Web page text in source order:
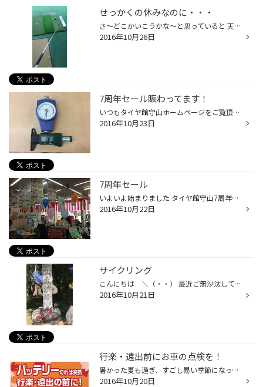
せっかくの休みなのに・・・
さ～どこかいこうかな～と思っていると 天気予報は雨；； 案の定雨がドバドバと・・・ 家にずっといると逆にしんどくなるのでどうしようかな～と そうだ！ゴルフの打ちっぱなしなら屋根があるから大丈夫! 行ってみると結構人がいてびっくりしました。 やっぱり、少しでも体を動かしていた方が気持ち...
2016年10月26日
7周年セール賑わってます！
いつもタイヤ館守山ホームページをご覧頂きありがとうございます。 本日、７周年セール２日目を迎えております。 今日も夏タイヤ・スタッドレスタイヤで賑わっております。 もちろんタイヤ以外でも これから行楽シーズンを迎えますので、お車のメンテナンス 旅のお供ドライブレコーダー・カーナビゲ...
2016年10月23日
7周年セール
いよいよ始まりました タイヤ館守山7周年セール^_^ 夏タイヤ・スタッドレスタイヤで大変 賑わっております(^ ^) 期間中ご来店いただきますと 北海道産 野菜の詰め合わせプレゼント！ さらにお子様には お菓子・フーセンをプレゼント！ スタッフ一同ご来店お待ちしています。
2016年10月22日
サイクリング
こんにちは ＼（・・） 最近ご無沙汰してます。 昨日、交代休を利用してサイクリングしました。 物凄く天気良く暑いくらいで、気持ち良くスタート 走っていると、風が!! 向かい風!! しんどい!! 何とか彦根まで走行目的地は長浜だったのですが、 断念、思わずＵターン長浜まで走った位の体力を使...
2016年10月21日
行楽・遠出前にお車の点検を！
暑かった夏も過ぎ、すごし易い季節になってきました。 この季節になると紅葉狩り・美味しい食事・観光などなど お出かけする機会が増えていきます。 お出かけする前に、お車の点検はいかがでしょうか？ お出かけ先で車のトラブルなんて事になると せっかくの楽しい時間が台無しに。 タイヤ館では、...
2016年10月20日